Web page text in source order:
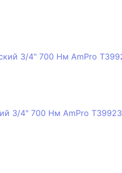
3/4" 700 Нм AmPro T39923